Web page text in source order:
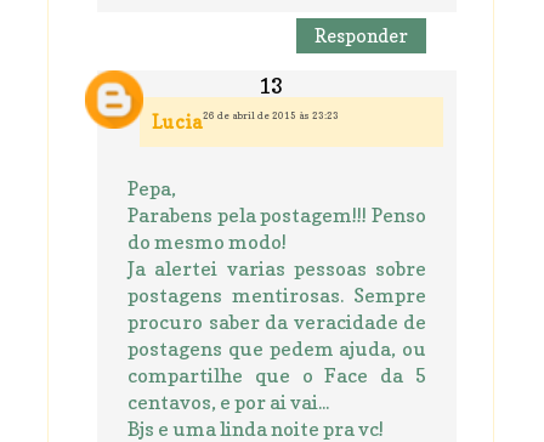
Responder
Lucia26 de abril de 2015 às 23:23
Pepa,
Parabens pela postagem!!! Penso
do mesmo modo!
Ja alertei varias pessoas sobre
postagens mentirosas. Sempre
procuro saber da veracidade de
postagens que pedem ajuda, ou
compartilhe que o Face da 5
centavos, e por ai vai...
Bjs e uma linda noite pra vc!